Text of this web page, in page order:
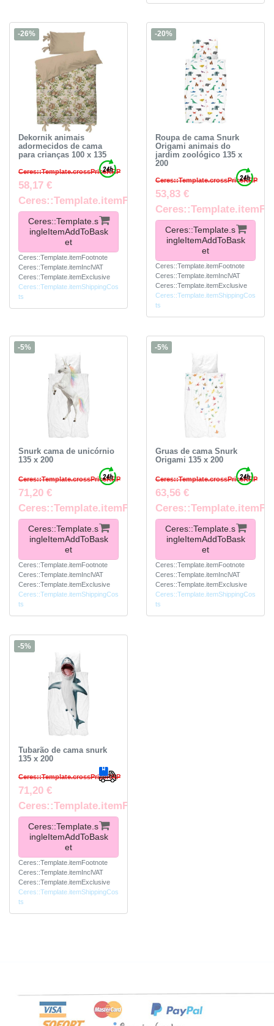
-26%
Dekornik animais
adormecidos de cama
para crianças 100 x 135
Ceres::Template.crossPriceRRP
58,17 €
Ceres::Template.itemFootnote
Ceres::Template.s
ingleItemAddToBask
et
Ceres::Template.itemFootnote
Ceres::Template.itemInclVAT
Ceres::Template.itemExclusive
Ceres::Template.itemShippingCos
ts
-20%
Roupa de cama Snurk
Origami animais do
jardim zoológico 135 x
200
Ceres::Template.crossPriceRRP
53,83 €
Ceres::Template.s
ingleItemAddToBask
et
Ceres::Template.itemFootnote
Ceres::Template.itemInclVAT
Ceres::Template.itemExclusive
Ceres::Template.itemShippingCos
ts
-5%
Snurk cama de unicórnio
135 x 200
Ceres::Template.crossPriceRRP
71,20 €
Ceres::Template.itemFootnote
Ceres::Template.s
ingleItemAddToBask
et
Ceres::Template.itemFootnote
Ceres::Template.itemInclVAT
Ceres::Template.itemExclusive
Ceres::Template.itemShippingCos
ts
-5%
Gruas de cama Snurk
Origami 135 x 200
Ceres::Template.crossPriceRRP
63,56 €
Ceres::Template.s
ingleItemAddToBask
et
Ceres::Template.itemFootnote
Ceres::Template.itemInclVAT
Ceres::Template.itemExclusive
Ceres::Template.itemShippingCos
ts
-5%
Tubarão de cama snurk
135 x 200
Ceres::Template.crossPriceRRP
71,20 €
Ceres::Template.itemFootnote
Ceres::Template.s
ingleItemAddToBask
et
Ceres::Template.itemFootnote
Ceres::Template.itemInclVAT
Ceres::Template.itemExclusive
Ceres::Template.itemShippingCos
ts